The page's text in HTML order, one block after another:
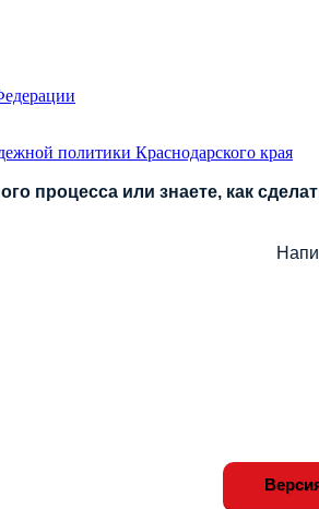
политики Краснодарского края
процесса или знаете, как